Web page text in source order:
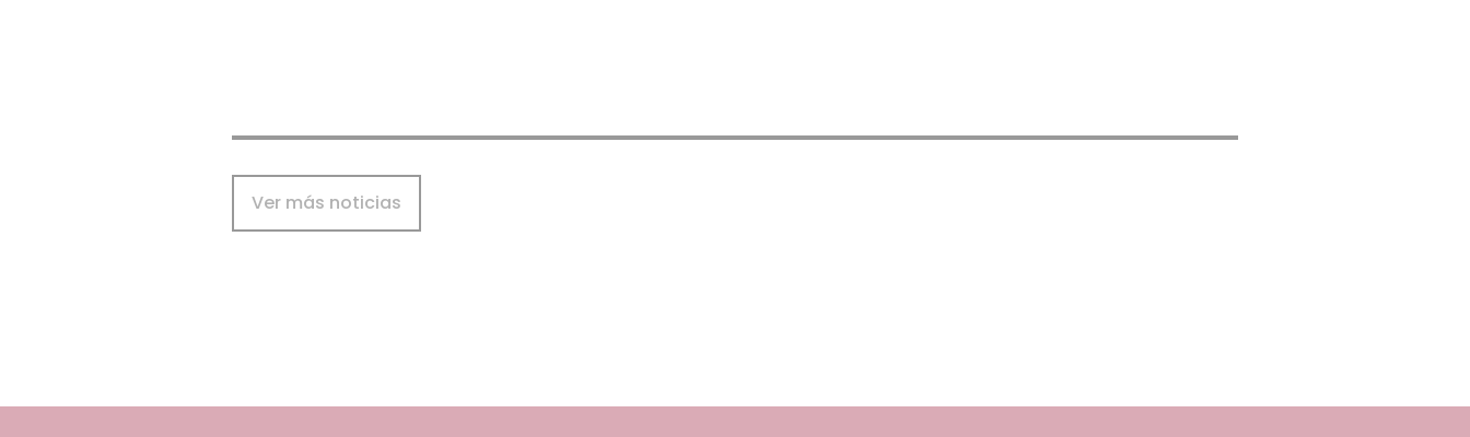
Ver más noticias